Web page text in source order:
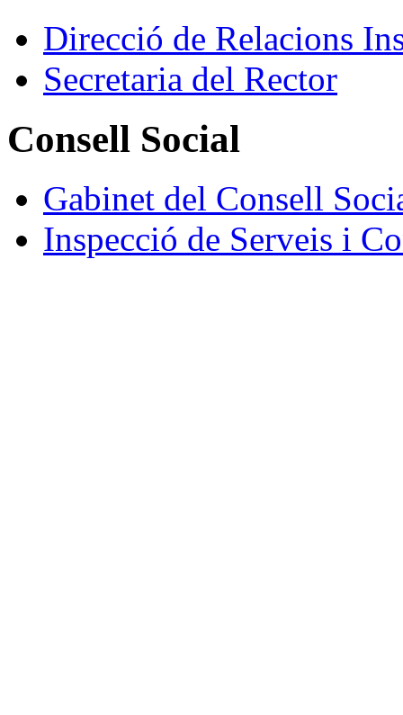
Direcció de Relacions
Secretaria del Rector
Consell Social
Gabinet del Consell
Inspecció de Serveis i